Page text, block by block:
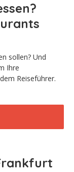
sollen? Und
Ihre
Reiseführer.